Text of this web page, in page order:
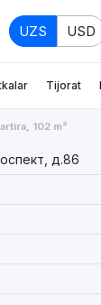
UZS USD
Tijorat
102 m²
д.86